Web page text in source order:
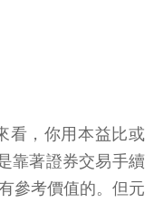
看，你用本益比或
靠著證券交易手續
參考價值的。但元